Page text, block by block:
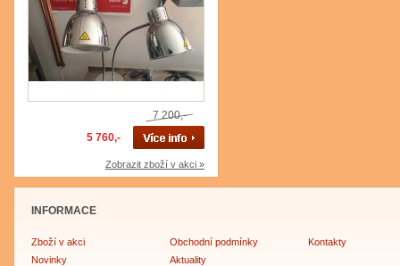
7 200,-
5 760,-
Zobrazit zboží v akci »
INFORMACE
Zboží v akci
Novinky
Obchodní podmínky
Aktuality
Kontakty